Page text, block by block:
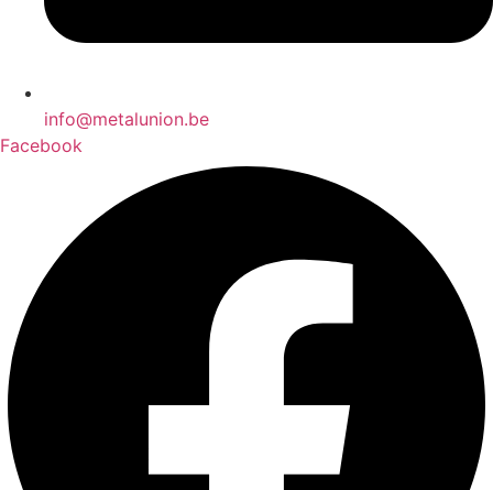
info@metalunion.be
Facebook